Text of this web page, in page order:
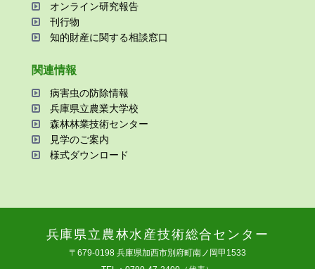
オンライン研究報告
刊⾏物
知的財産に関する相談窓⼝
関連情報
病害⾍の防除情報
兵庫県⽴農業⼤学校
森林林業技術センター
⾒学のご案内
様式ダウンロード
兵庫県⽴農林⽔産技術総合センター
〒679-0198 兵庫県加⻄市別府町南ノ岡甲1533